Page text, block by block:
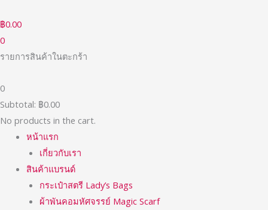
to
content
฿0.00
0
รายการสินค้าในตะกร้า
0
Subtotal: ฿0.00
No products in the cart.
หน้าแรก
เกี่ยวกับเรา
สินค้าแบรนด์
กระเป๋าสตรี Lady’s Bags
ผ้าพันคอมหัศจรรย์ Magic Scarf